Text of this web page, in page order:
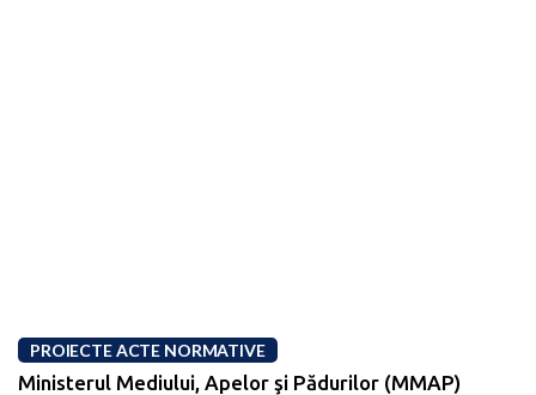
PROIECTE ACTE NORMATIVE
Ministerul Mediului, Apelor şi Pădurilor (MMAP)